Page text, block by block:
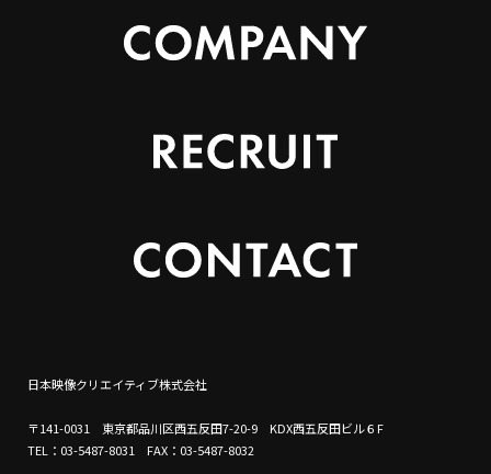
日本映像クリエイティブ株式会社
〒141-0031 東京都品川区西五反田7-20-9 KDX西五反田ビル６F
TEL：03-5487-8031 FAX：03-5487-8032